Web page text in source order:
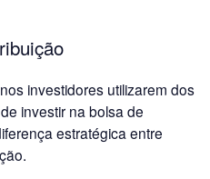
investidores utilizarem dos
investir na bolsa de
estratégica entre